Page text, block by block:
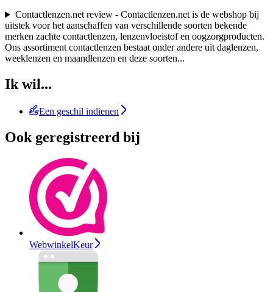
Contactlenzen.net review - Contactlenzen.net is de webshop bij
uitstek voor het aanschaffen van verschillende soorten bekende
merken zachte contactlenzen, lenzenvloeistof en oogzorgproducten.
Ons assortiment contactlenzen bestaat onder andere uit daglenzen,
weeklenzen en maandlenzen en deze soorten...
Ik wil...
Een geschil indienen
Ook geregistreerd bij
WebwinkelKeur